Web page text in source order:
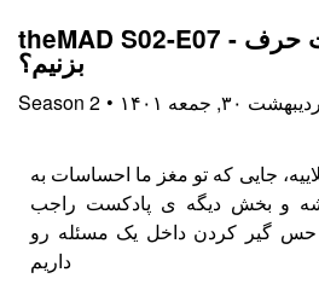
theMAD S02-E07 - راجب احساسات حرف
بزنیم؟
Season 2 • اردیبهشت ۳۰, جمعه
جایی که تو مغز ما احساسات به
و بخش دیگه ی پادکست راجب
حس گیر کردن داخل یک مسئله رو
داریم